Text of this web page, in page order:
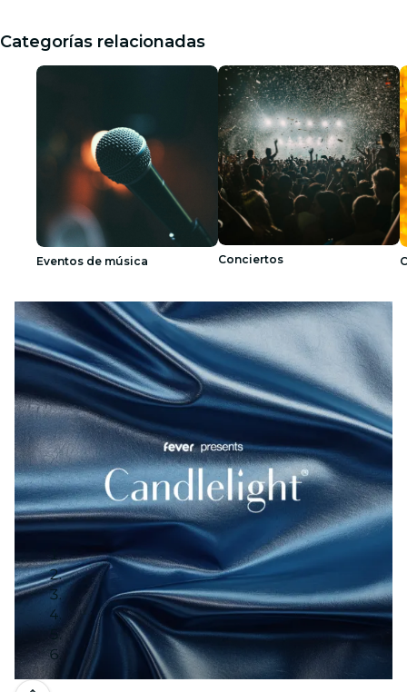
Categorías relacionadas
Eventos de música Conciertos